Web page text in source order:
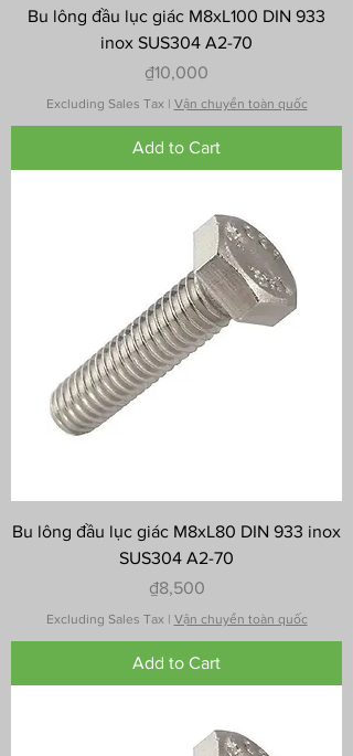
Bu lông đầu lục giác M8xL100 DIN 933
inox SUS304 A2-70
Price
₫10,000
Excluding Sales Tax| Vận chuyển toàn quốc
Add to Cart
Bu lông đầu lục giác M8xL80 DIN 933 inox
SUS304 A2-70
Price
₫8,500
Excluding Sales Tax| Vận chuyển toàn quốc
Add to Cart